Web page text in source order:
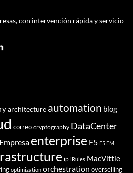
con intervención rápida y servicio
architecture automation blog
correo cryptography DataCenter
Empresa enterprise F5 F5 EM
ip iRules MacVittie
optimization orchestration overselling